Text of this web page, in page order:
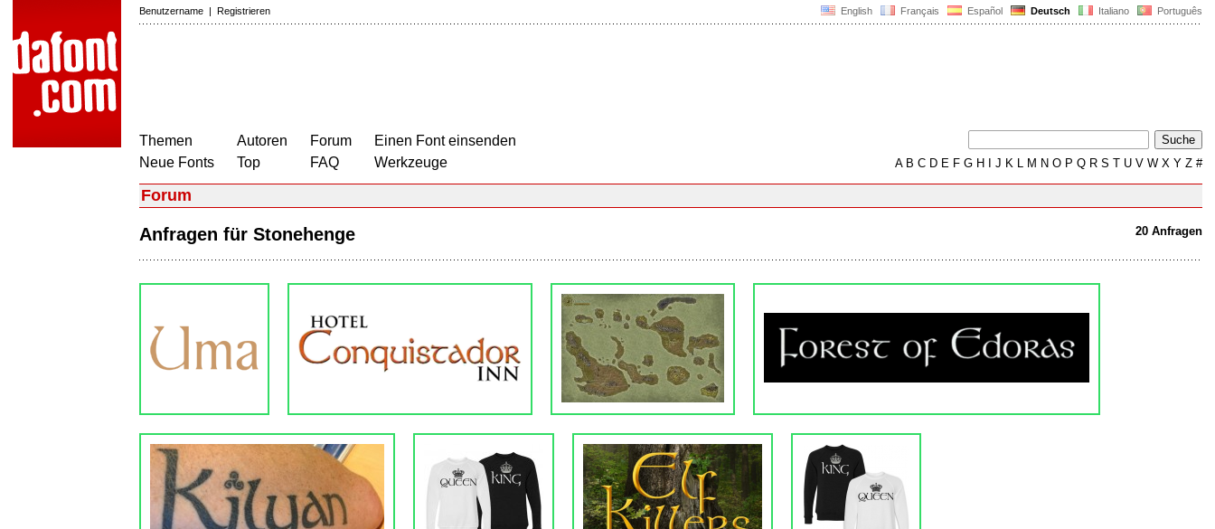
English Français Español Deutsch Italiano Português
Benutzername | Registrieren
Themen
Neue Fonts
Autoren
Top
Forum
FAQ
Einen Font einsenden
Werkzeuge
AB C D E F G H J K L M N O P Q R S T U V W X Y Z #
Forum
20 Anfragen
Anfragen für Stonehenge